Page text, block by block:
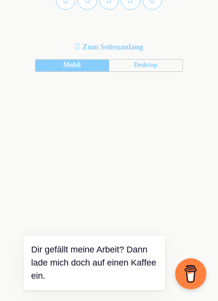
Zum Seitenanfang
Mobil Desktop
Dir gefällt meine Arbeit? Dann
lade mich doch auf einen Kaffee
ein.